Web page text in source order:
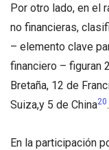
Por otro lado, en el
no financieras,
– elemento clave
financiero – figuran
Bretaña, 12 de
Suiza,y 5 de China20
En la participación